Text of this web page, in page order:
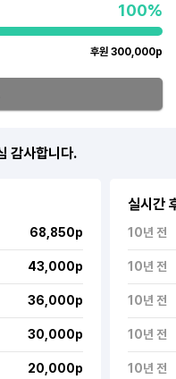
100%
후원 300,000p
감사합니다.
68,850p
43,000p
36,000p
30,000p
20,000p
실시간
10년 전
10년 전
10년 전
10년 전
10년 전